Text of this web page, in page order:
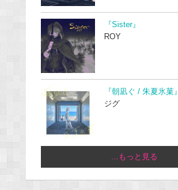
『Sister』
ROY
『朝凪ぐ / 朱夏氷菓』
ジグ
...もっと見る